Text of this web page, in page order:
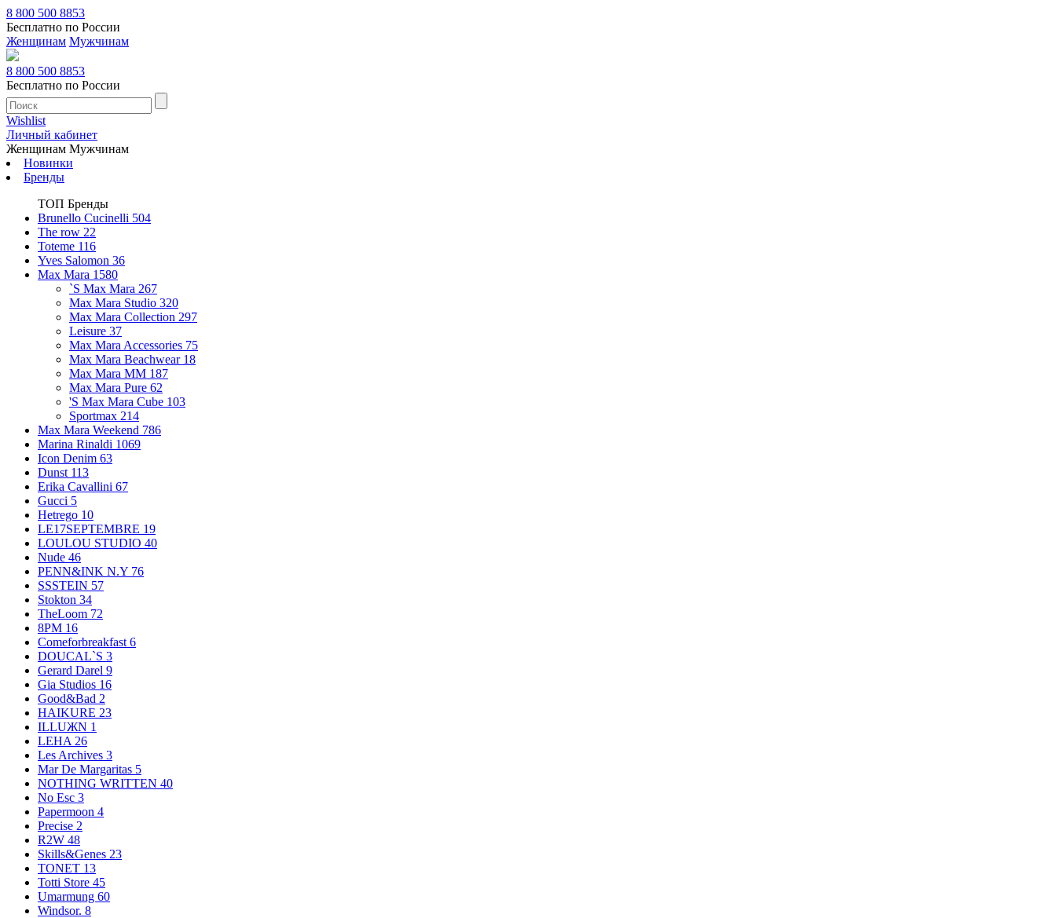
8 800 500 8853
Бесплатно по России
Женщинам Мужчинам
8 800 500 8853
Бесплатно по России
Wishlist
Личный кабинет
Женщинам Мужчинам
Новинки
Бренды
ТОП Бренды
Brunello Cucinelli 504
The row 22
Toteme 116
Yves Salomon 36
Max Mara 1580
`S Max Mara 267
Max Mara Studio 320
Max Mara Collection 297
Leisure 37
Max Mara Accessories 75
Max Mara Beachwear 18
Max Mara MM 187
Max Mara Pure 62
'S Max Mara Cube 103
Sportmax 214
Max Mara Weekend 786
Marina Rinaldi 1069
Icon Denim 63
Dunst 113
Erika Cavallini 67
Gucci 5
Hetrego 10
LE17SEPTEMBRE 19
LOULOU STUDIO 40
Nude 46
PENN&INK N.Y 76
SSSTEIN 57
Stokton 34
TheLoom 72
8PM 16
Comeforbreakfast 6
DOUCAL`S 3
Gerard Darel 9
Gia Studios 16
Good&Bad 2
HAIKURE 23
ILLUЖN 1
LEHA 26
Les Archives 3
Mar De Margaritas 5
NOTHING WRITTEN 40
No Esc 3
Papermoon 4
Precise 2
R2W 48
Skills&Genes 23
TONET 13
Totti Store 45
Umarmung 60
Windsor. 8